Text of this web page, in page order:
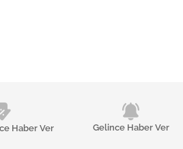
Haber Ver Gelince Haber Ver